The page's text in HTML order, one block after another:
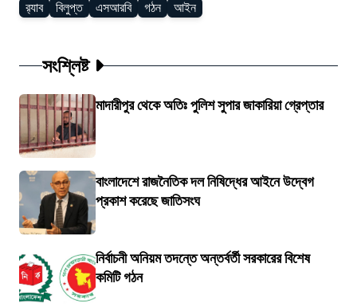
র‍্যাব বিলুপ্ত এসআরবি গঠন আইন
সংশ্লিষ্ট
মাদারীপুর থেকে অতিঃ পুলিশ সুপার জাকারিয়া গ্রেপ্তার
বাংলাদেশে রাজনৈতিক দল নিষিদ্ধের আইনে উদ্বেগ
প্রকাশ করেছে জাতিসংঘ
নির্বাচনী অনিয়ম তদন্তে অন্তর্বর্তী সরকারের বিশেষ
কমিটি গঠন